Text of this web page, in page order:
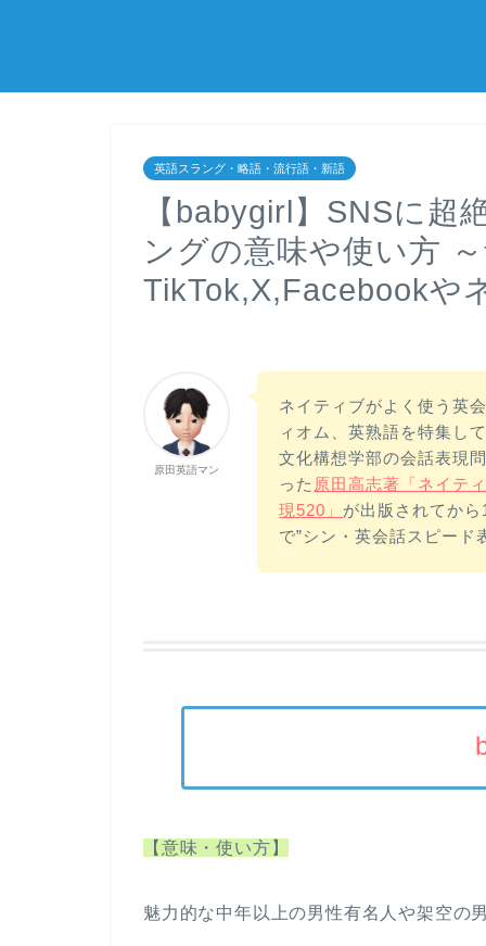
英語スラング・略語・流行語・新語
【babygirl】SNSに超
ングの意味や使い方
TikTok,X,Facebookや
原田英語マン
ネイティブがよく使う英
ィオム、英熟語を特集し
文化構想学部の会話表現
った 原田高志著「ネイテ
現520」 が出版されてか
で”シン・英会話スピード
【意味・使い方】
魅力的な中年以上の男性有名人や架空の